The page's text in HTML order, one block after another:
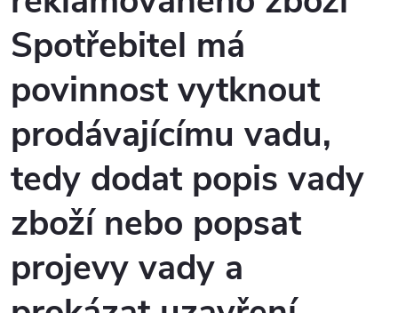
Spotřebitel má
povinnost vytknout
prodávajícímu vadu,
tedy dodat popis vady
zboží nebo popsat
projevy vady a